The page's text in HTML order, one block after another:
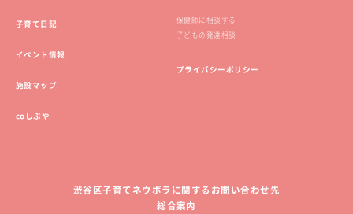
子育て日記
イベント情報
施設マップ
coしぶや
保健師に相談する
子どもの発達相談
プライバシーポリシー
渋谷区子育てネウボラに関するお問い合わせ先
総合案内